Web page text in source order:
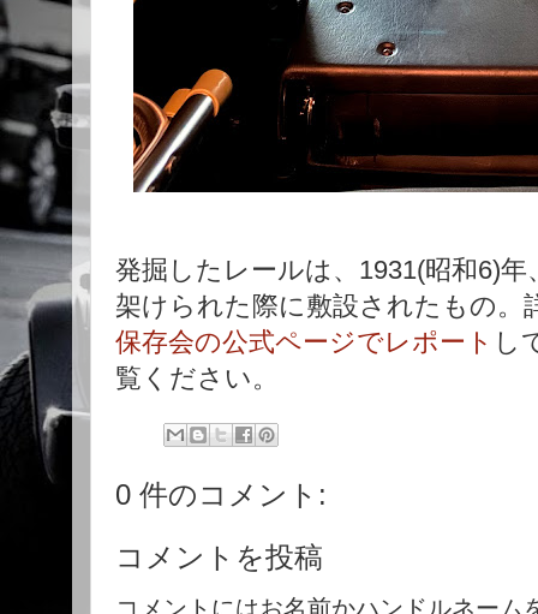
発掘したレールは、1931(昭和6)
架けられた際に敷設されたもの。
保存会の公式ページでレポート し
覧ください。
0 件のコメント:
コメントを投稿
コメントにはお名前かハンドルネー